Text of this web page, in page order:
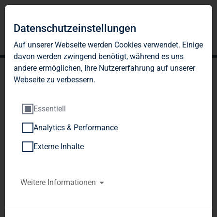
TAG Immobilien AG:
Veröffentlichung gemäß §
40 Abs. 1 WpHG mit dem
Verbreitung
Datenschutzeinstellungen
Auf unserer Webseite werden Cookies verwendet. Einige
davon werden zwingend benötigt, während es uns
andere ermöglichen, Ihre Nutzererfahrung auf unserer
Webseite zu verbessern.
Essentiell
Analytics & Performance
Externe Inhalte
Weitere Informationen